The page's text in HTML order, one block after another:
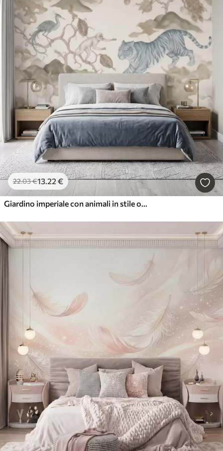
22.03€13.22 €
Giardino imperiale con animali in stile orientale: scimmia, leopardo, tigre, pavone e airone